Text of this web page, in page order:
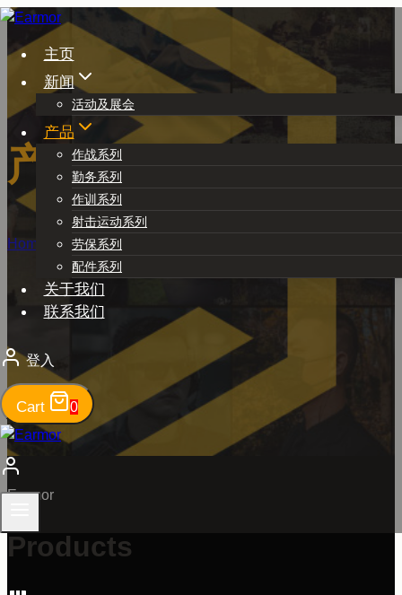
Skip
content主页
新闻
活动及展会
产品
作战系列
勤务系列
作训系列
射击运动系列
劳保系列
配件系列
关于我们
联系我们
登入
Cart 0
产品
Home 产品- Page 5
Earmor
Products